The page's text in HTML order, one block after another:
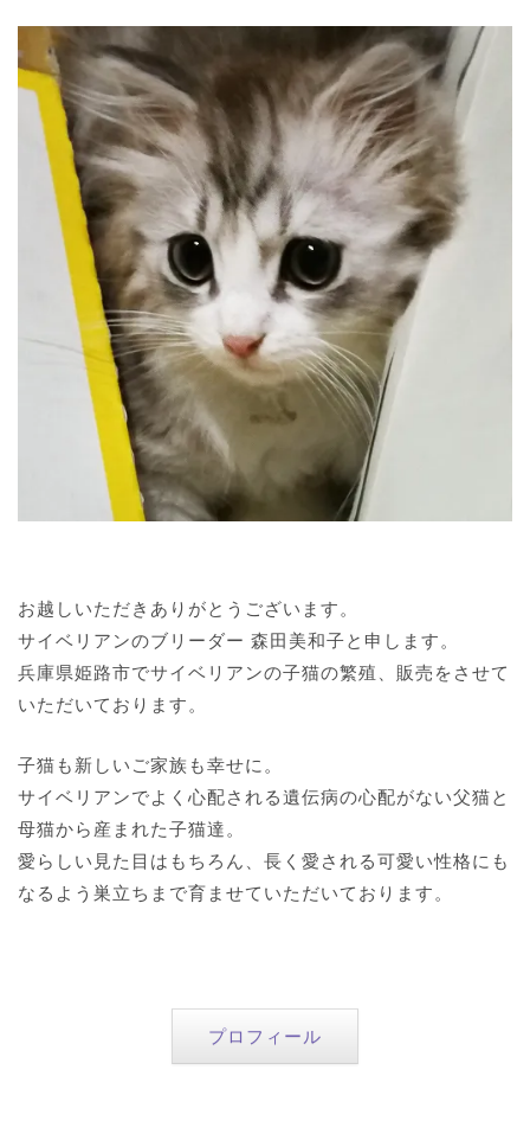
お越しいただきありがとうございます。
サイベリアンのブリーダー 森田美和子と申します。
兵庫県姫路市でサイベリアンの子猫の繁殖、販売をさせて
いただいております。
子猫も新しいご家族も幸せに。
サイベリアンでよく心配される遺伝病の心配がない父猫と
母猫から産まれた子猫達。
愛らしい見た目はもちろん、長く愛される可愛い性格にも
なるよう巣立ちまで育ませていただいております。
プロフィール